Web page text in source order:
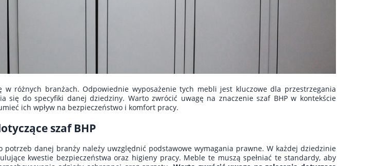
w różnych branżach. Odpowiednie wyposażenie tych mebli jest kluczowe dla przestrzegania
się do specyfiki danej dziedziny. Warto zwrócić uwagę na znaczenie szaf BHP w kontekście
ich wpływ na bezpieczeństwo i komfort pracy.
szaf BHP
potrzeb danej branży należy uwzględnić podstawowe wymagania prawne. W każdej dziedzinie
kwestie bezpieczeństwa oraz higieny pracy. Meble te muszą spełniać te standardy, aby